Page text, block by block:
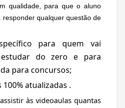
qualidade, para que o aluno
qualquer questão de
para quem vai
do zero e para
para concursos;
100% atualizadas .
às videoaulas quantas